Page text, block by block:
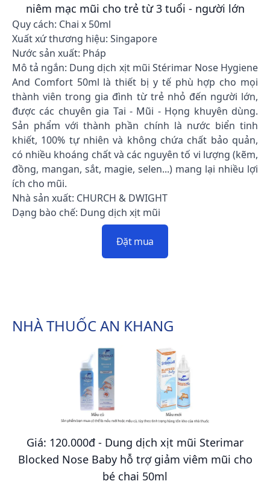
niêm mạc mũi cho trẻ từ 3 tuổi - người lớn
Quy cách: Chai x 50ml
Xuất xứ thương hiệu: Singapore
Nước sản xuất: Pháp
Mô tả ngắn: Dung dịch xịt mũi Stérimar Nose Hygiene
And Comfort 50ml là thiết bị y tế phù hợp cho mọi
thành viên trong gia đình từ trẻ nhỏ đến người lớn,
được các chuyên gia Tai - Mũi - Họng khuyên dùng.
Sản phẩm với thành phần chính là nước biển tinh
khiết, 100% tự nhiên và không chứa chất bảo quản,
có nhiều khoáng chất và các nguyên tố vi lượng (kẽm,
đồng, mangan, sắt, magie, selen...) mang lại nhiều lợi
ích cho mũi.
Nhà sản xuất: CHURCH & DWIGHT
Dạng bào chế: Dung dịch xịt mũi
Đặt mua
NHÀ THUỐC AN KHANG
Giá: 120.000đ - Dung dịch xịt mũi Sterimar
Blocked Nose Baby hỗ trợ giảm viêm mũi cho
bé chai 50ml